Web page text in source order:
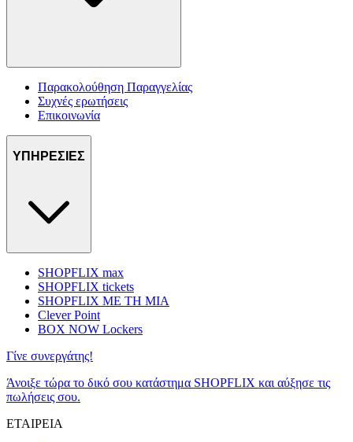
Παρακολούθηση Παραγγελίας
Συχνές ερωτήσεις
Επικοινωνία
ΥΠΗΡΕΣΙΕΣ
SHOPFLIX max
SHOPFLIX tickets
SHOPFLIX ΜΕ ΤΗ ΜΙΑ
Clever Point
BOX NOW Lockers
Γίνε συνεργάτης!
Άνοιξε τώρα το δικό σου κατάστημα SHOPFLIX και αύξησε τις
πωλήσεις σου.
ΕΤΑΙΡΕΙΑ